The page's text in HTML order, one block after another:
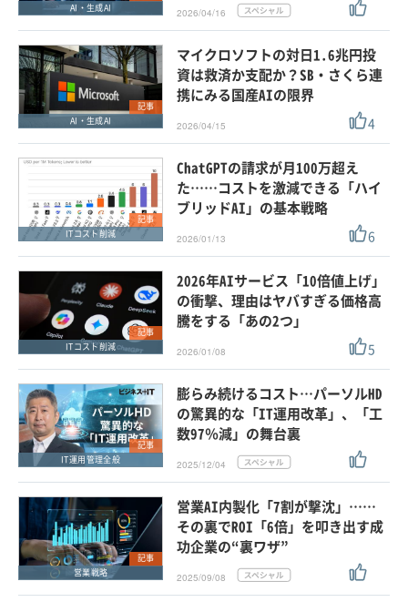
この条件で検索する
AI・生成AI
2026/04/16
記事
AI・生成AI
マイクロソフトの対日1.6兆円投
資は救済か支配か？SB・さくら連
携にみる国産AIの限界
2026/04/15 4
記事
ITコスト削減
ChatGPTの請求が月100万超え
た……コストを激減できる「ハイ
ブリッドAI」の基本戦略
2026/01/13 6
記事
ITコスト削減
2026年AIサービス「10倍値上げ」
の衝撃、理由はヤバすぎる価格高
騰をする「あの2つ」
2026/01/08 5
記事
IT運用管理全般
膨らみ続けるコスト…パーソルHD
の驚異的な「IT運用改革」、「工
数97％減」の舞台裏
2025/12/04
記事
営業戦略
営業AI内製化「7割が撃沈」……
その裏でROI「6倍」を叩き出す成
功企業の“裏ワザ”
2025/09/08